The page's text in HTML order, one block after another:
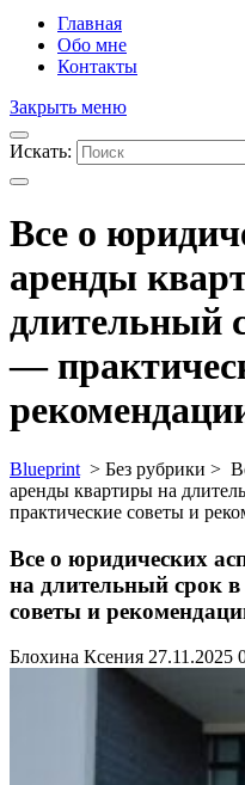
Главная
Обо мне
Контакты
Закрыть меню
Искать:
Все о
аренды
длительный
—
Blueprint > Без рубрики >
аренды квартиры на
практические советы и
Все о юридических
на длительный срок
советы и
Блохина Ксения 27.11.2025